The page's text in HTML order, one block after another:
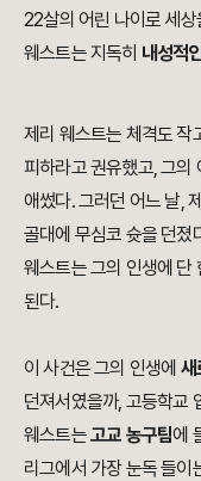
22살의 어린 나이로 세상
웨스트는 지독히 내성적
제리 웨스트는 체격도 작
피하라고 권유했고, 그의
애썼다. 그러던 어느 날,
골대에 무심코 슛을 던졌
웨스트는 그의 인생에 단
된다.
이 사건은 그의 인생에 새
던져서였을까, 고등학교
웨스트는고교 농구팀에
리그에서 가장 눈독 들이